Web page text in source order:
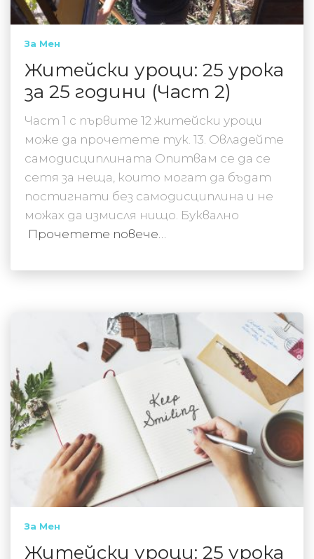
За Мен
Житейски уроци: 25 урока
за 25 години (Част 2)
Част 1 с първите 12 житейски уроци
може да прочетете тук. 13. Овладейте
самодисциплината Опитвам се да се
сетя за неща, които могат да бъдат
постигнати без самодисциплина и не
можах да измисля нищо. Буквално
Прочетете повече…
За Мен
Житейски уроци: 25 урока